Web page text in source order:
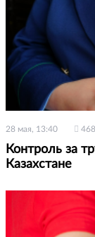
28 мая, 13:40 468
Контроль за
Казахстане